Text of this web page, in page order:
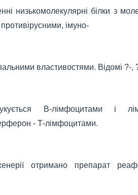
низькомолекулярні білки з
імуно-
властивостями. Відомі ?-,
В-лімфоцитами і
- Т-лімфоцитами.
отримано препарат